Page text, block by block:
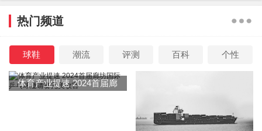
热门频道
球鞋 潮流 评测 百科 个性
体育产业提速 2024首届廊